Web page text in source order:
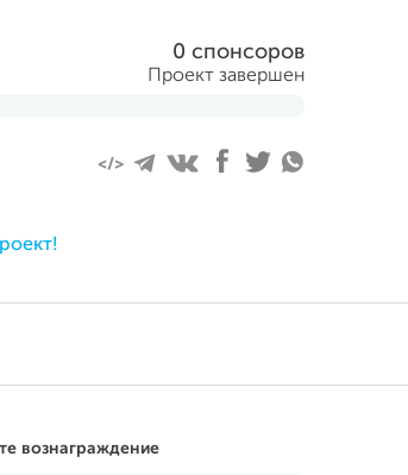
0 спонсоров
Проект завершен
вознаграждение